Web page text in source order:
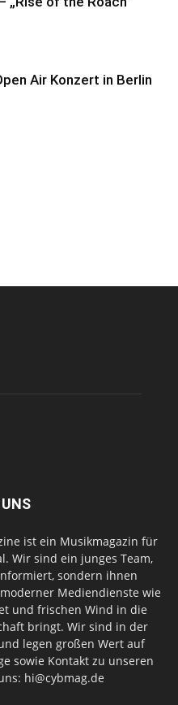
Air Konzert in Berlin
UNS
ist ein Musikmagazin für
Wir sind ein junges Team,
sondern ihnen
Mediendienste wie
und frischen Wind in die
bringt. Wir sind in der
legen großen Wert auf
sowie Kontakt zu unseren
hi@cybmag.de